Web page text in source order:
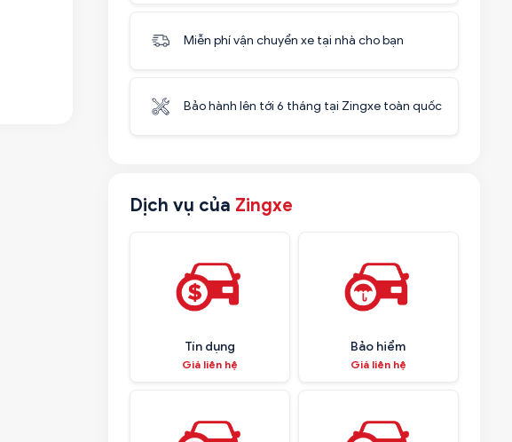
Miễn phí vận chuyển xe tại nhà cho bạn
Bảo hành lên tới 6 tháng tại Zingxe toàn quốc
Dịch vụ của Zingxe
Tín dụng
Giá liên hệ
Bảo hiểm
Giá liên hệ